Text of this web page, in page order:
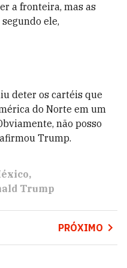
a fronteira, mas as
ele,
deter os cartéis que
do Norte em um
não posso
Trump.
Trump
PRÓXIMO